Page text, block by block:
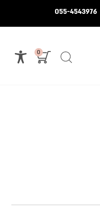
055-4543976
0